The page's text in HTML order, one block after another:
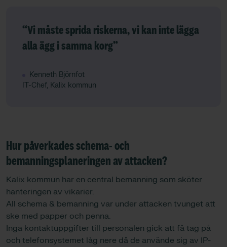
“Vi måste sprida riskerna, vi kan inte lägga
alla ägg i samma korg”
Kenneth Björnfot
IT-Chef, Kalix kommun
Hur påverkades schema- och
bemanningsplaneringen av attacken?
Kalix kommun har en central bemanning som sköter
hanteringen av vikarier.
All schema & bemanning var under attacken tvunget att
ske med papper och penna.
Inga kontaktuppgifter till personalen gick att få tag på
och telefonsystemet låg nere då de använde sig av IP-